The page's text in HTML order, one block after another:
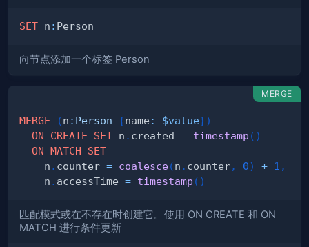
SET n :
向节点添加一个标签 Person
MERGE
MERGE (n : Person {name : $value})
ON
CREATE SET n . created = timestamp ( )
ON MATCH
SET
    n
. counter = coalesce(n . counter, 0) + 1 ,
    n
. accessTime = timestamp ( )
匹配模式或在不存在时创建它。使用 ON CREATE 和 ON
MATCH 进行条件更新